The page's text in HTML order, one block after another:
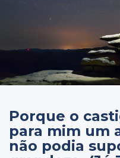
Porque o
para mim um
não podia